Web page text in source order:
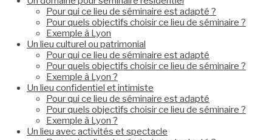
Pour qui ce lieu de séminaire est adapté ?
Pour quels objectifs choisir ce lieu de séminaire ?
Exemple à Lyon
Un lieu culturel ou patrimonial
Pour qui ce lieu de séminaire est adapté
Pour quels objectifs choisir ce lieu de séminaire ?
Exemple à Lyon ?
Un lieu confidentiel et intimiste
Pour qui ce lieu de séminaire est adapté
Pour quels objectifs choisir ce lieu de séminaire ?
Exemple à Lyon ?
Un lieu avec activités et spectacle